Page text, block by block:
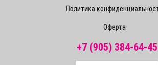
Политика
Оферта
+7 (905) 384-64-45